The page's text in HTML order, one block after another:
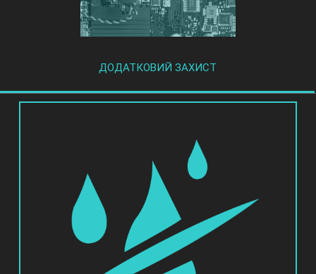
ДОДАТКОВИЙ ЗАХИСТ